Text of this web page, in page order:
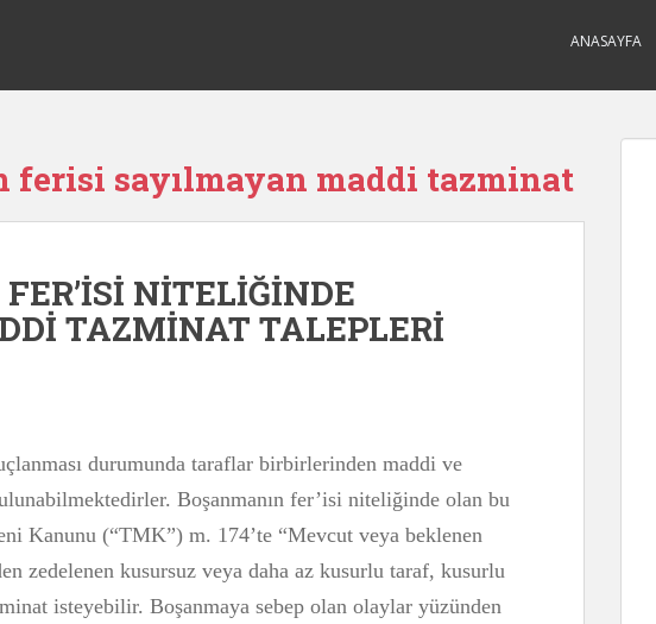
ANASAYFA
ferisi sayılmayan maddi tazminat
NİTELİĞİNDE
TAZMİNAT TALEPLERİ
durumunda taraflar birbirlerinden maddi ve
Boşanmanın fer’isi niteliğinde olan bu
Kanunu (“TMK”) m. 174’te “Mevcut veya beklenen
zedelenen kusursuz veya daha az kusurlu taraf, kusurlu
isteyebilir. Boşanmaya sebep olan olaylar yüzünden